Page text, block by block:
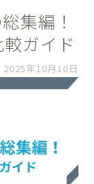
集編！
ガイド
2025年10月10日